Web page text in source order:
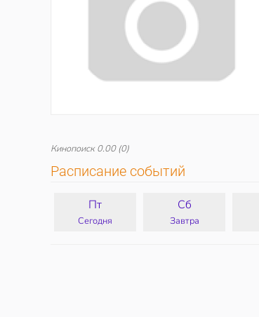
Кинопоиск 0.00(0)
Расписание событий
Пт
Сегодня
Сб
Завтра